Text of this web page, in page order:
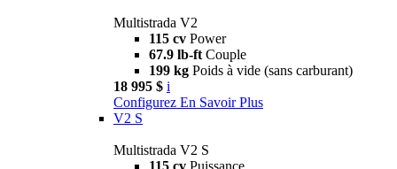
Multistrada V2
115 cv Power
67.9 lb-ft Couple
199 kg Poids à vide (sans carburant)
18 995 $ i
Configurez En Savoir Plus
V2 S
Multistrada V2 S
115 cv Puissance